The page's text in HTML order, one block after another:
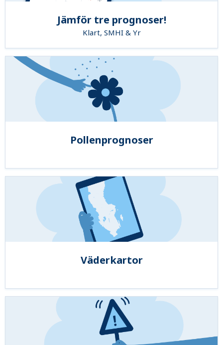
Jämför tre prognoser!
Klart, SMHI & Yr
Pollenprognoser
Väderkartor